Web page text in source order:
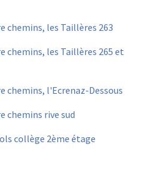
les Taillères 263
les Taillères 265 et
l'Ecrenaz-Dessous
chemins rive sud
collège 2ème étage